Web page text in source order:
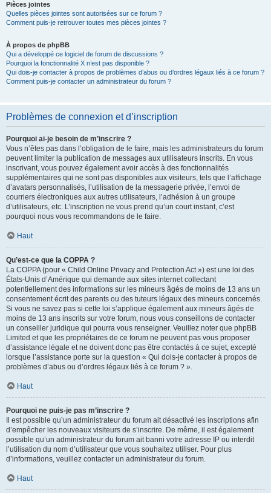
Pièces jointes
Quelles pièces jointes sont autorisées sur ce forum ?
Comment puis-je retrouver toutes mes pièces jointes ?
À propos de phpBB
Qui a développé ce logiciel de forum de discussions ?
Pourquoi la fonctionnalité X n’est pas disponible ?
Qui dois-je contacter à propos de problèmes d’abus ou d’ordres légaux liés à ce forum ?
Comment puis-je contacter un administrateur du forum ?
Problèmes de connexion et d’inscription
Pourquoi ai-je besoin de m’inscrire ?
Vous n’êtes pas dans l’obligation de le faire, mais les administrateurs du forum
peuvent limiter la publication de messages aux utilisateurs inscrits. En vous
inscrivant, vous pouvez également avoir accès à des fonctionnalités
supplémentaires qui ne sont pas disponibles aux visiteurs, tels que l’affichage
d’avatars personnalisés, l’utilisation de la messagerie privée, l’envoi de
courriers électroniques aux autres utilisateurs, l’adhésion à un groupe
d’utilisateurs, etc. L’inscription ne vous prend qu’un court instant, c’est
pourquoi nous vous recommandons de le faire.
Haut
Qu’est-ce que la COPPA ?
La COPPA (pour « Child Online Privacy and Protection Act ») est une loi des
États-Unis d’Amérique qui demande aux sites internet collectant
potentiellement des informations sur les mineurs âgés de moins de 13 ans un
consentement écrit des parents ou des tuteurs légaux des mineurs concernés.
Si vous ne savez pas si cette loi s’applique également aux mineurs âgés de
moins de 13 ans inscrits sur votre forum, nous vous conseillons de contacter
un conseiller juridique qui pourra vous renseigner. Veuillez noter que phpBB
Limited et que les propriétaires de ce forum ne peuvent pas vous proposer
d’assistance légale et ne doivent donc pas être contactés à ce sujet, excepté
lorsque l’assistance porte sur la question « Qui dois-je contacter à propos de
problèmes d’abus ou d’ordres légaux liés à ce forum ? ».
Haut
Pourquoi ne puis-je pas m’inscrire ?
Il est possible qu’un administrateur du forum ait désactivé les inscriptions afin
d’empêcher les nouveaux visiteurs de s’inscrire. De même, il est également
possible qu’un administrateur du forum ait banni votre adresse IP ou interdit
l’utilisation du nom d’utilisateur que vous souhaitez utiliser. Pour plus
d’informations, veuillez contacter un administrateur du forum.
Haut